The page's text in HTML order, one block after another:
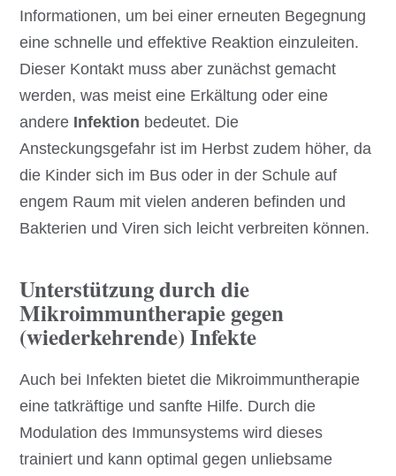
Informationen, um bei einer erneuten Begegnung
eine schnelle und effektive Reaktion einzuleiten.
Dieser Kontakt muss aber zunächst gemacht
werden, was meist eine Erkältung oder eine
andere Infektion bedeutet. Die
Ansteckungsgefahr ist im Herbst zudem höher, da
die Kinder sich im Bus oder in der Schule auf
engem Raum mit vielen anderen befinden und
Bakterien und Viren sich leicht verbreiten können.
Unterstützung durch die
Mikroimmuntherapie gegen
(wiederkehrende) Infekte
Auch bei Infekten bietet die Mikroimmuntherapie
eine tatkräftige und sanfte Hilfe. Durch die
Modulation des Immunsystems wird dieses
trainiert und kann optimal gegen unliebsame